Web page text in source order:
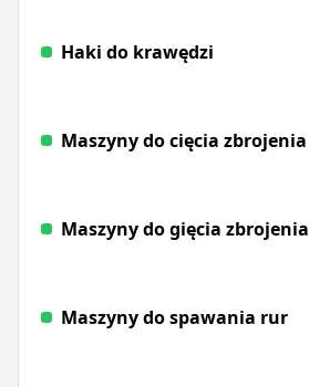
Haki do krawędzi
Maszyny do cięcia zbrojenia
Maszyny do gięcia zbrojenia
Maszyny do spawania rur